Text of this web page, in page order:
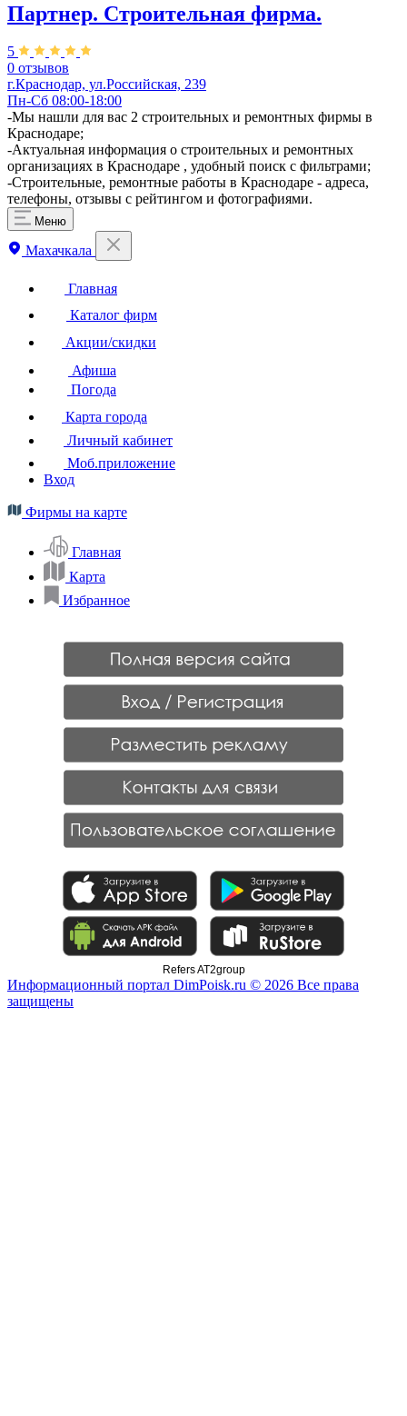
Партнер. Строительная фирма.
5
0 отзывов
г.Краснодар, ул.Российская, 239
Пн-Сб 08:00-18:00
-Мы нашли для вас 2 строительных и ремонтных фирмы в
Краснодаре;
-Актуальная информация о строительных и ремонтных
организациях в Краснодаре , удобный поиск с фильтрами;
-Строительные, ремонтные работы в Краснодаре - адреса,
телефоны, отзывы с рейтингом и фотографиями.
Меню
Махачкала
Главная
Каталог фирм
Акции/скидки
Афиша
Погода
Карта города
Личный кабинет
Моб.приложение
Вход
Фирмы на карте
Главная
Карта
Избранное
Refers AT2group
Информационный портал DimPoisk.ru © 2026 Все права
защищены